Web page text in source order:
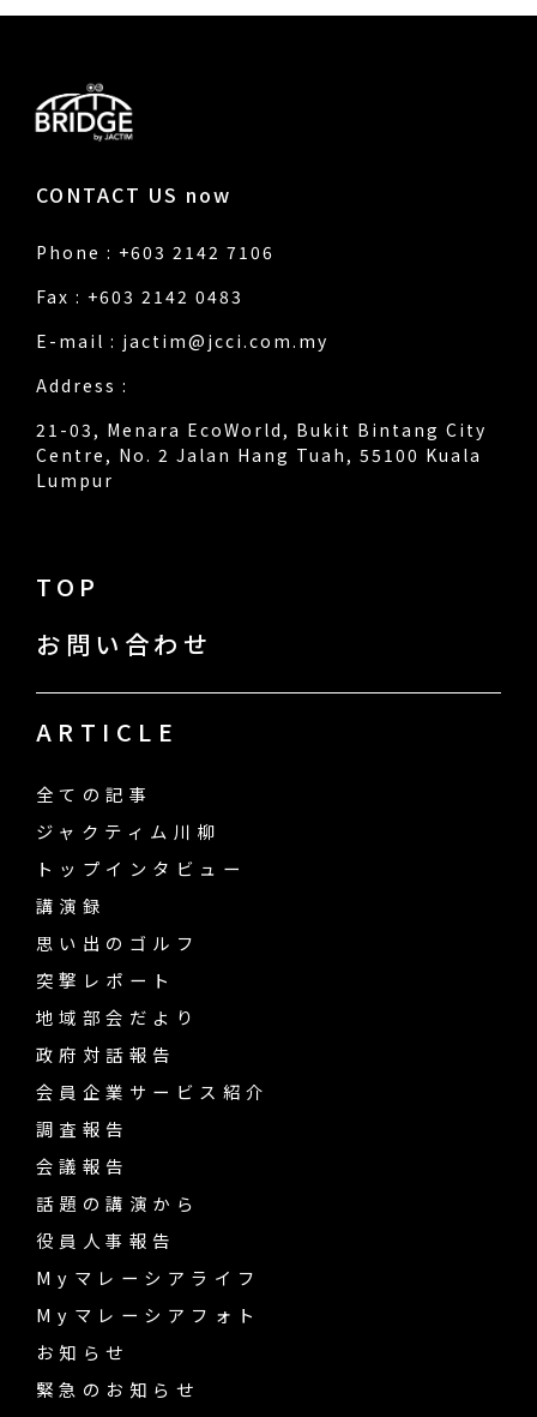
CONTACT US now
Phone : +603 2142 7106
Fax : +603 2142 0483
E-mail : jactim@jcci.com.my
Address :
21-03, Menara EcoWorld, Bukit Bintang City
Centre, No. 2 Jalan Hang Tuah, 55100 Kuala
Lumpur
TOP
お問い合わせ
ARTICLE
全ての記事
ジャクティム川柳
トップインタビュー
講演録
思い出のゴルフ
突撃レポート
地域部会だより
政府対話報告
会員企業サービス紹介
調査報告
会議報告
話題の講演から
役員人事報告
Myマレーシアライフ
Myマレーシアフォト
お知らせ
緊急のお知らせ